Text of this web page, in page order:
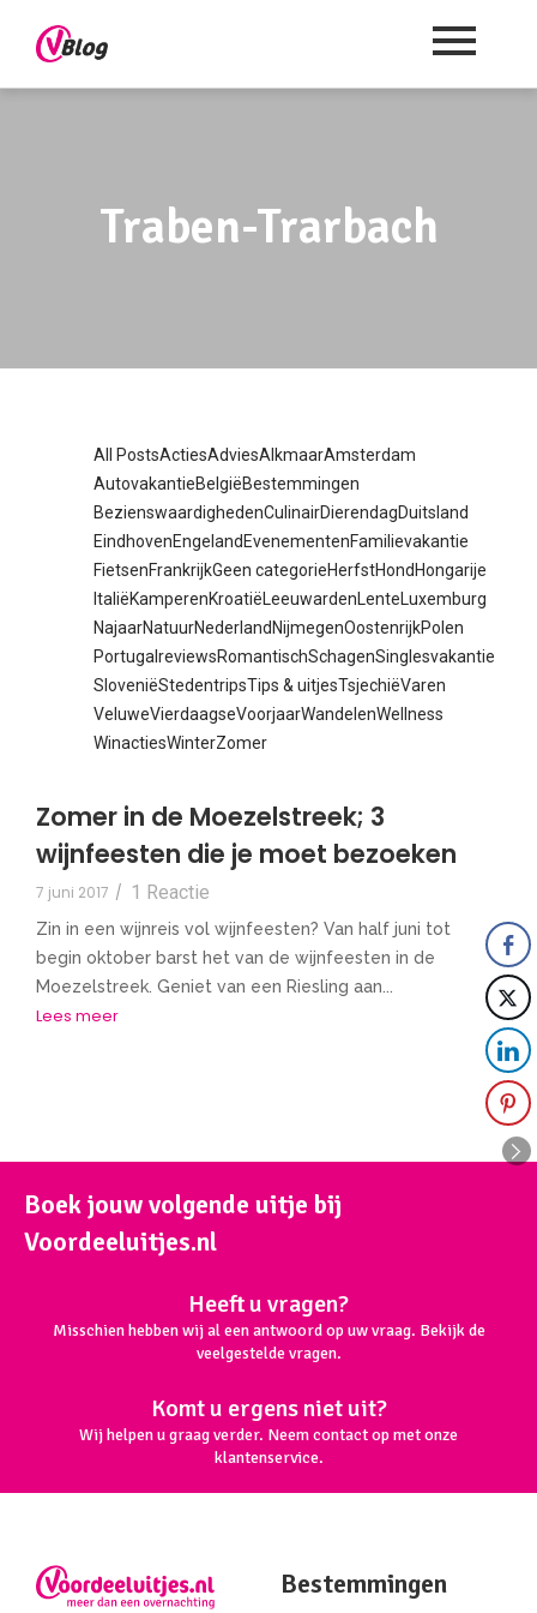
Traben-Trarbach
All PostsActiesAdviesAlkmaarAmsterdam
AutovakantieBelgiëBestemmingen
BezienswaardighedenCulinairDierendagDuitsland
EindhovenEngeland EvenementenFamilievakantie
FietsenFrankrijkGeen categorieHerfstHond Hongarije
ItaliëKamperenKroatiëLeeuwardenLenteLuxemburg
NajaarNatuurNederland NijmegenOostenrijkPolen
Portugal reviewsRomantischSchagenSinglesvakantie
SloveniëStedentripsTips & uitjesTsjechiëVaren
VeluweVierdaagseVoorjaarWandelenWellness
WinactiesWinterZomer
Zomer in de Moezelstreek; 3
wijnfeesten die je moet bezoeken
7 juni 2017 / 1 Reactie
Zin in een wijnreis vol wijnfeesten? Van half juni tot
begin oktober barst het van de wijnfeesten in de
Moezelstreek. Geniet van een Riesling aan...
Lees meer
Boek jouw volgende uitje bij
Voordeeluitjes.nl
Heeft u vragen?
Misschien hebben wij al een antwoord op uw vraag. Bekijk de
veelgestelde vragen.
Komt u ergens niet uit?
Wij helpen u graag verder. Neem contact op met onze
klantenservice.
Bestemmingen